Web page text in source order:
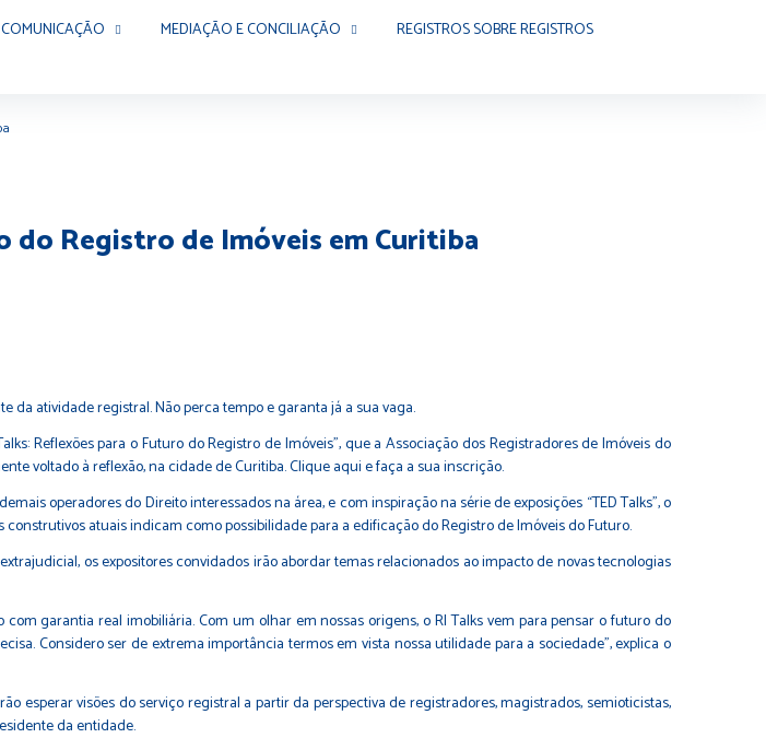
COMUNICAÇÃO MEDIAÇÃO E CONCILIAÇÃO
REGISTROS SOBRE REGISTROS
Registro de Imóveis em Curitiba
da atividade registral. Não perca tempo e garanta já a sua vaga.
Reflexões para o Futuro do Registro de Imóveis”, que a Associação dos Registradores de Imóveis do
voltado à reflexão, na cidade de Curitiba.Clique aqui e faça a sua inscrição.
operadores do Direito interessados na área, e com inspiração na série de exposições “TED Talks”, o
atuais indicam como possibilidade para a edificação do Registro de Imóveis do Futuro.
os expositores convidados irão abordar temas relacionados ao impacto de novas tecnologias
garantia real imobiliária. Com um olhar em nossas origens, o RI Talks vem para pensar o futuro do
Considero ser de extrema importância termos em vista nossa utilidade para a sociedade”, explica o
esperar visões do serviço registral a partir da perspectiva de registradores, magistrados, semioticistas,
da entidade.